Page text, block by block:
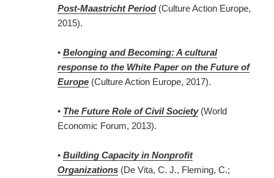
Post-Maastricht Period(Culture Action Europe,
2015).
•Belonging and Becoming: A cultural
response to the White Paper on the Future of
Europe (Culture Action Europe, 2017).
• The Future Role of Civil Society(World
Economic Forum, 2013).
•Building Capacity in Nonprofit
Organizations (De Vita, C. J., Fleming, C.;